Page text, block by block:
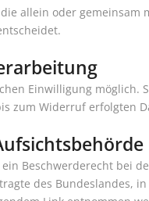
allein oder
Einwilligung
zum Widerruf erfolgten
Beschwerderecht bei
des Bundeslandes,